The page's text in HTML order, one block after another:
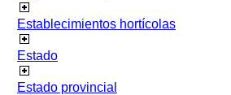
Establecimientos hortícolas
Estado
Estado provincial